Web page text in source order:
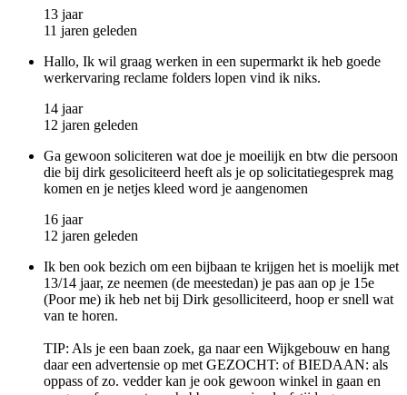
13 jaar
11 jaren geleden
Hallo, Ik wil graag werken in een supermarkt ik heb goede
werkervaring reclame folders lopen vind ik niks.
14 jaar
12 jaren geleden
Ga gewoon soliciteren wat doe je moeilijk en btw die persoon
die bij dirk gesoliciteerd heeft als je op solicitatiegesprek mag
komen en je netjes kleed word je aangenomen
16 jaar
12 jaren geleden
Ik ben ook bezich om een bijbaan te krijgen het is moelijk met
13/14 jaar, ze neemen (de meestedan) je pas aan op je 15e
(Poor me) ik heb net bij Dirk gesolliciteerd, hoop er snell wat
van te horen.
TIP: Als je een baan zoek, ga naar een Wijkgebouw en hang
daar een advertensie op met GEZOCHT: of BIEDAAN: als
oppass of zo. vedder kan je ook gewoon winkel in gaan en